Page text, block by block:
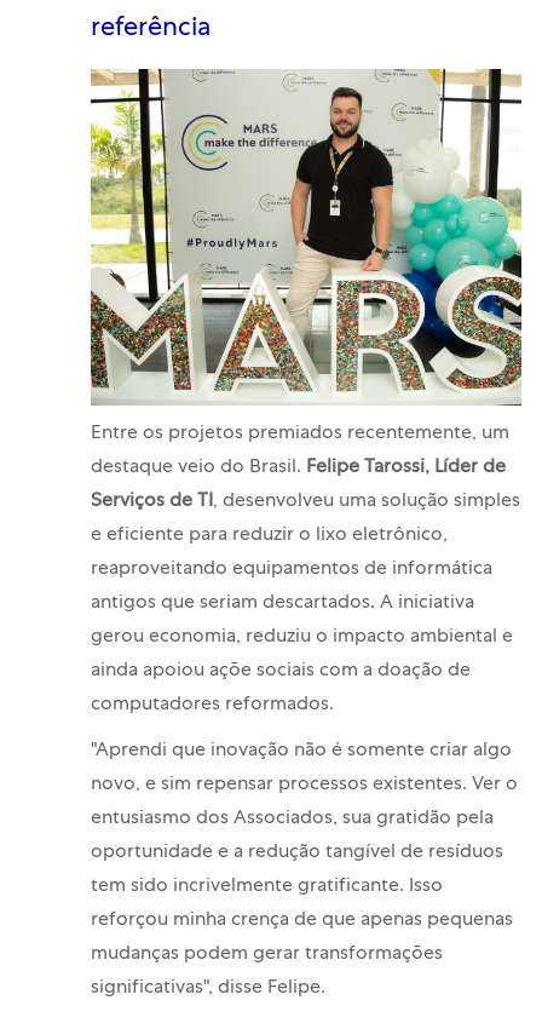
referência
Entre os projetos premiados recentemente, um
destaque veio do Brasil. Felipe Tarossi, Líder de
Serviços de TI, desenvolveu uma solução simples
e eficiente para reduzir o lixo eletrônico,
reaproveitando equipamentos de informática
antigos que seriam descartados. A iniciativa
gerou economia, reduziu o impacto ambiental e
ainda apoiou açõe sociais com a doação de
computadores reformados.
"Aprendi que inovação não é somente criar algo
novo, e sim repensar processos existentes. Ver o
entusiasmo dos Associados, sua gratidão pela
oportunidade e a redução tangível de resíduos
tem sido incrivelmente gratificante. Isso
reforçou minha crença de que apenas pequenas
mudanças podem gerar transformações
significativas", disse Felipe.